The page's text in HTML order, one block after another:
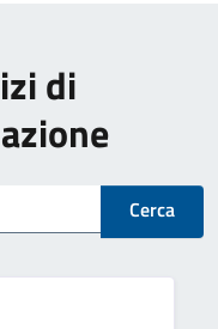
di
Cerca